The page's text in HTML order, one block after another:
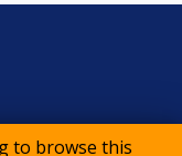
to browse this